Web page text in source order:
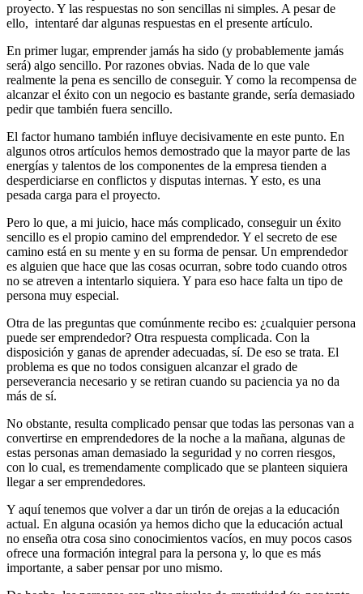
proyecto. Y las respuestas no son sencillas ni simples. A pesar de
ello, intentaré dar algunas respuestas en el presente artículo.
En primer lugar, emprender jamás ha sido (y probablemente jamás
será) algo sencillo. Por razones obvias. Nada de lo que vale
realmente la pena es sencillo de conseguir. Y como la recompensa de
alcanzar el éxito con un negocio es bastante grande, sería demasiado
pedir que también fuera sencillo.
El factor humano también influye decisivamente en este punto. En
algunos otros artículos hemos demostrado que la mayor parte de las
energías y talentos de los componentes de la empresa tienden a
desperdiciarse en conflictos y disputas internas. Y esto, es una
pesada carga para el proyecto.
Pero lo que, a mi juicio, hace más complicado, conseguir un éxito
sencillo es el propio camino del emprendedor. Y el secreto de ese
camino está en su mente y en su forma de pensar. Un emprendedor
es alguien que hace que las cosas ocurran, sobre todo cuando otros
no se atreven a intentarlo siquiera. Y para eso hace falta un tipo de
persona muy especial.
Otra de las preguntas que comúnmente recibo es: ¿cualquier persona
puede ser emprendedor? Otra respuesta complicada. Con la
disposición y ganas de aprender adecuadas, sí. De eso se trata. El
problema es que no todos consiguen alcanzar el grado de
perseverancia necesario y se retiran cuando su paciencia ya no da
más de sí.
No obstante, resulta complicado pensar que todas las personas van a
convertirse en emprendedores de la noche a la mañana, algunas de
estas personas aman demasiado la seguridad y no corren riesgos,
con lo cual, es tremendamente complicado que se planteen siquiera
llegar a ser emprendedores.
Y aquí tenemos que volver a dar un tirón de orejas a la educación
actual. En alguna ocasión ya hemos dicho que la educación actual
no enseña otra cosa sino conocimientos vacíos, en muy pocos casos
ofrece una formación integral para la persona y, lo que es más
importante, a saber pensar por uno mismo.